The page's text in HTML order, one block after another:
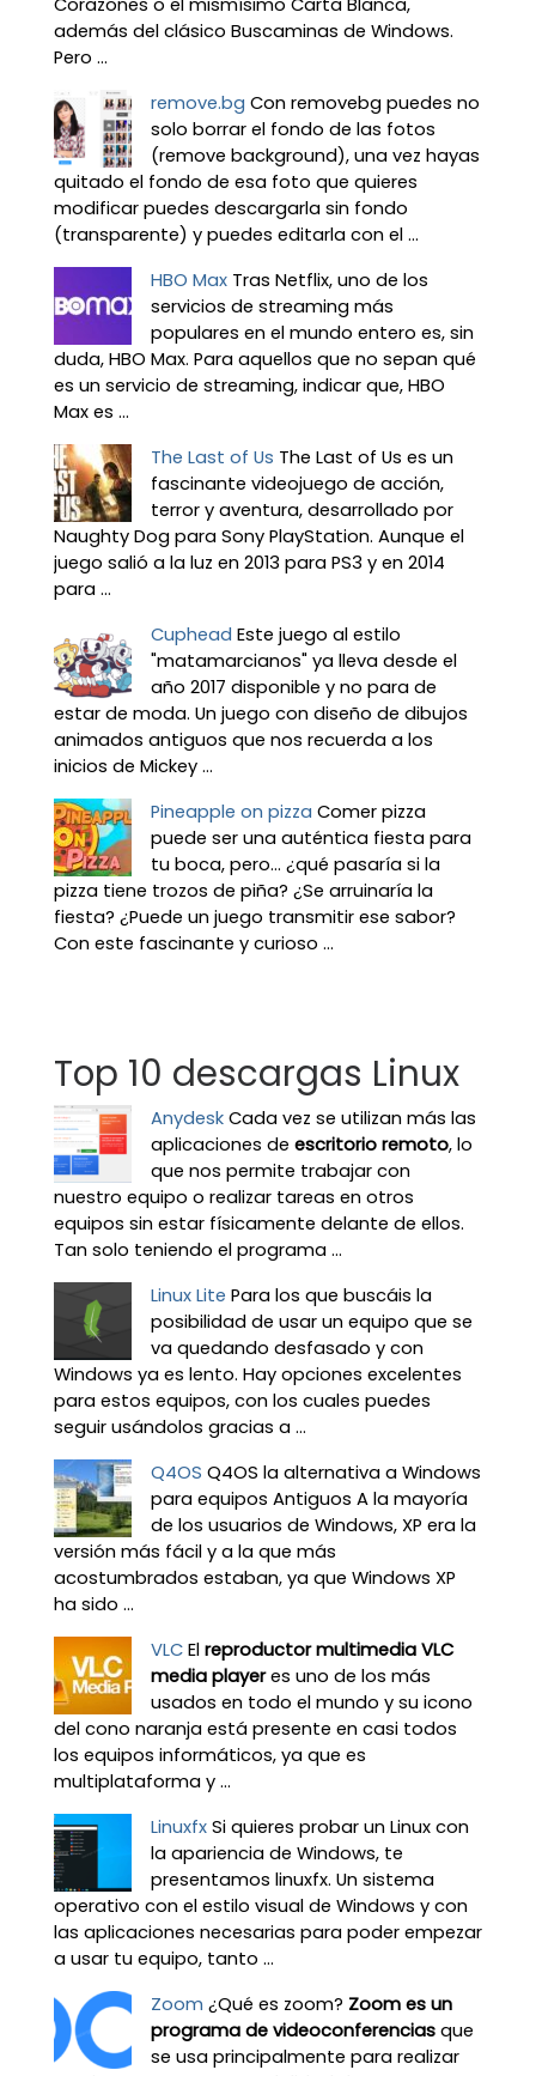
Corazones o el mismísimo Carta Blanca,
además del clásico Buscaminas de Windows.
Pero ...
remove.bg Con removebg puedes no
solo borrar el fondo de las fotos
(remove background), una vez hayas
quitado el fondo de esa foto que quieres
modificar puedes descargarla sin fondo
(transparente) y puedes editarla con el ...
HBO Max Tras Netflix, uno de los
servicios de streaming más
populares en el mundo entero es, sin
duda, HBO Max. Para aquellos que no sepan qué
es un servicio de streaming, indicar que, HBO
Max es ...
The Last of Us The Last of Us es un
fascinante videojuego de acción,
terror y aventura, desarrollado por
Naughty Dog para Sony PlayStation. Aunque el
juego salió a la luz en 2013 para PS3 y en 2014
para ...
Cuphead Este juego al estilo
"matamarcianos" ya lleva desde el
año 2017 disponible y no para de
estar de moda. Un juego con diseño de dibujos
animados antiguos que nos recuerda a los
inicios de Mickey ...
Pineapple on pizza Comer pizza
puede ser una auténtica fiesta para
tu boca, pero... ¿qué pasaría si la
pizza tiene trozos de piña? ¿Se arruinaría la
fiesta? ¿Puede un juego transmitir ese sabor?
Con este fascinante y curioso ...
Top 10 descargas Linux
Anydesk Cada vez se utilizan más las
aplicaciones de escritorio remoto, lo
que nos permite trabajar con
nuestro equipo o realizar tareas en otros
equipos sin estar físicamente delante de ellos.
Tan solo teniendo el programa ...
Linux Lite Para los que buscáis la
posibilidad de usar un equipo que se
va quedando desfasado y con
Windows ya es lento. Hay opciones excelentes
para estos equipos, con los cuales puedes
seguir usándolos gracias a ...
Q4OS Q4OS la alternativa a Windows
para equipos Antiguos A la mayoría
de los usuarios de Windows, XP era la
versión más fácil y a la que más
acostumbrados estaban, ya que Windows XP
ha sido ...
VLC El reproductor multimedia VLC
media playeres uno de los más
usados en todo el mundo y su icono
del cono naranja está presente en casi todos
los equipos informáticos, ya que es
multiplataforma y ...
Linuxfx Si quieres probar un Linux con
la apariencia de Windows, te
presentamos linuxfx. Un sistema
operativo con el estilo visual de Windows y con
las aplicaciones necesarias para poder empezar
a usar tu equipo, tanto ...
Zoom ¿Qué es zoom? Zoom es un
programa de videoconferenciasque
se usa principalmente para realizar